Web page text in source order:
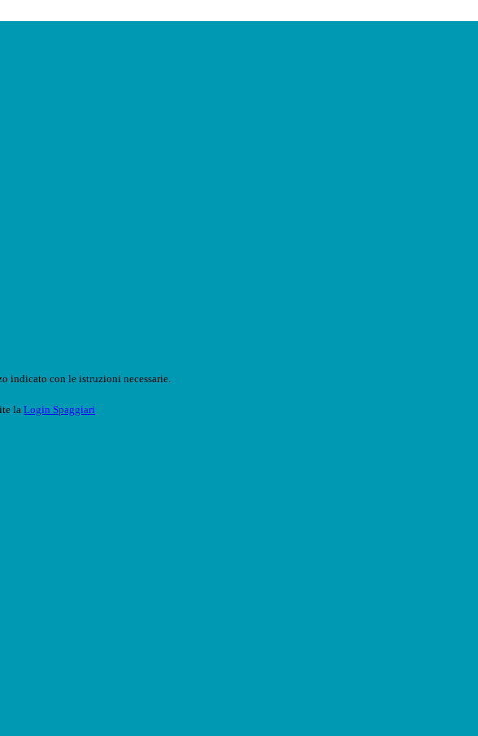
indicato con le istruzioni necessarie.
la Login Spaggiari